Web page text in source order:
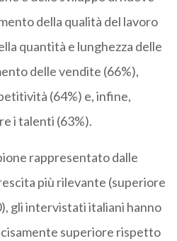
della qualità del lavoro
quantità e lunghezza delle
delle vendite (66%),
(64%) e, infine,
i talenti (63%).
rappresentato dalle
più rilevante (superiore
gli intervistati italiani hanno
superiore rispetto